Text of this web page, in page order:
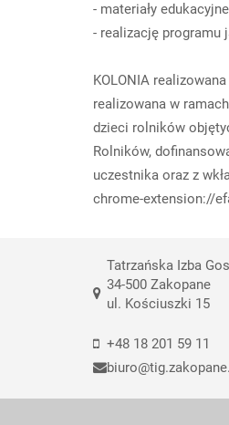
- materiały edukacyjne
- realizację programu
KOLONIA
realizowana w
dzieci rolników
Rolników,
uczestnika oraz z
chrome-extension://
Tatrzańska Izba
34-500 Zakopane
ul. Kościuszki 15
+48 18 201 59 11